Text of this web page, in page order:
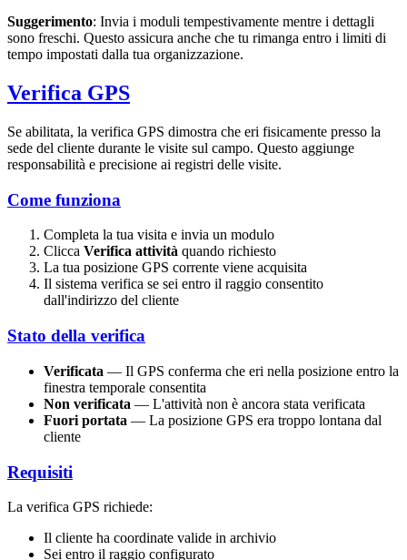
Suggerimento: Invia i moduli tempestivamente mentre i dettagli
sono freschi. Questo assicura anche che tu rimanga entro i limiti di
tempo impostati dalla tua organizzazione.
Verifica GPS
Se abilitata, la verifica GPS dimostra che eri fisicamente presso la
sede del cliente durante le visite sul campo. Questo aggiunge
responsabilità e precisione ai registri delle visite.
Come funziona
Completa la tua visita e invia un modulo
Clicca Verifica attività quando richiesto
La tua posizione GPS corrente viene acquisita
Il sistema verifica se sei entro il raggio consentito
dall'indirizzo del cliente
Stato della verifica
Verificata — Il GPS conferma che eri nella posizione entro la
finestra temporale consentita
Non verificata — L'attività non è ancora stata verificata
Fuori portata — La posizione GPS era troppo lontana dal
cliente
Requisiti
La verifica GPS richiede:
Il cliente ha coordinate valide in archivio
Sei entro il raggio configurato